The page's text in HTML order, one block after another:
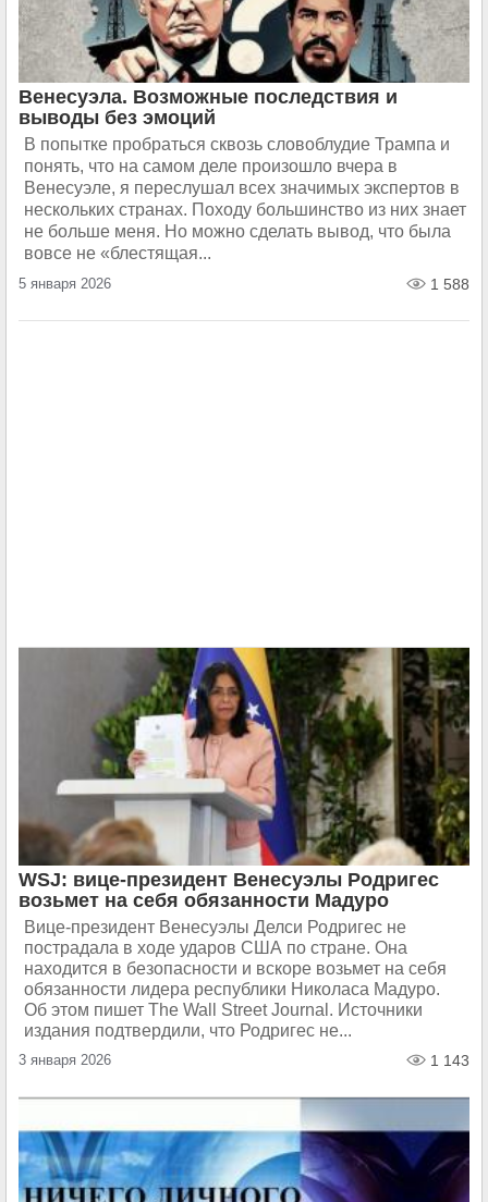
Венесуэла. Возможные последствия и
выводы без эмоций
В попытке пробраться сквозь словоблудие Трампа и
понять, что на самом деле произошло вчера в
Венесуэле, я переслушал всех значимых экспертов в
нескольких странах. Походу большинство из них знает
не больше меня. Но можно сделать вывод, что была
вовсе не «блестящая...
5 января 2026 1 588
WSJ: вице-президент Венесуэлы Родригес
возьмет на себя обязанности Мадуро
Вице-президент Венесуэлы Делси Родригес не
пострадала в ходе ударов США по стране. Она
находится в безопасности и вскоре возьмет на себя
обязанности лидера республики Николаса Мадуро.
Об этом пишет The Wall Street Journal. Источники
издания подтвердили, что Родригес не...
3 января 2026 1 143